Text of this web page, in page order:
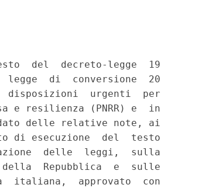
del  decreto-legge  19
di  conversione  20
urgenti  per
e resilienza (PNRR) e  in
delle relative note, ai
di esecuzione  del  testo
delle  leggi,  sulla
della  Repubblica  e  sulle
italiana,  approvato  con